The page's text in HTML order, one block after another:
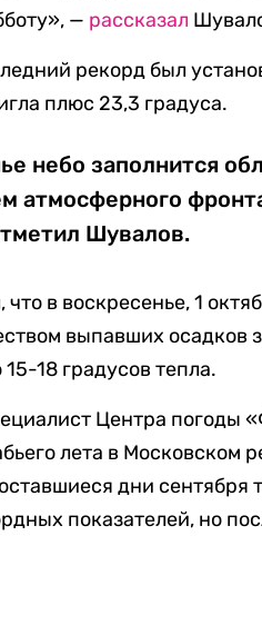
— рассказал
рекорд был
плюс 23,3 градуса.
небо заполнится
атмосферного
Шувалов.
в воскресенье, 1
выпавших осадков
18 градусов тепла.
Центра погоды
лета в Московском
дни сентября
показателей, но